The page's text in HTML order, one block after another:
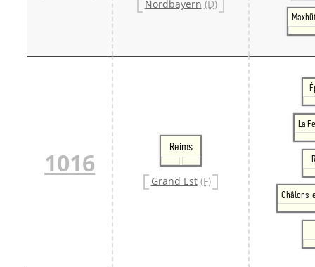
Nordbayern (D)
1016
Reims
Grand Est (F)
La
Châlons-